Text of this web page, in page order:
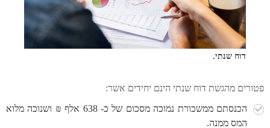
דוח שנתי.
פטורים מהגשת דוח שנתי הינם יחידים אשר:
הכנסתם ממשכורת נמוכה מסכום של כ- 638 אלף ₪ ושנוכה מלוא
המס ממנה.